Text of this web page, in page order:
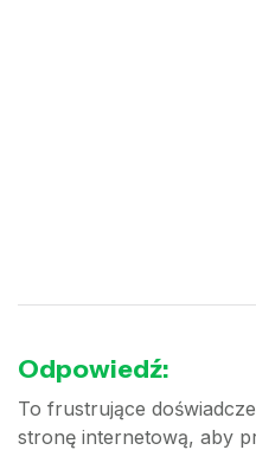
Odpowiedź:
To frustrujące
stronę internetową, aby